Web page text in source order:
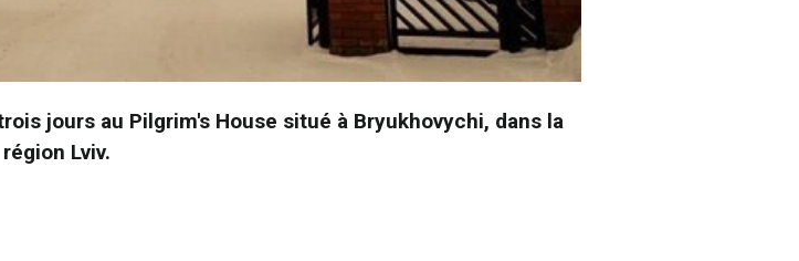
jours au Pilgrim's House situé à Bryukhovychi, dans la
région Lviv.